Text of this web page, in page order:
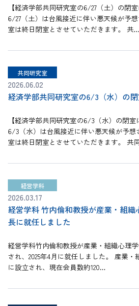
【経済学部共同研究室の6/27（土）の閉
6/27（土）は台風接近に伴い悪天候が予
室は終日閉室とさせていただきます。 共...
共同研究室
2026.06.02
経済学部共同研究室の6/3（水）の
【経済学部共同研究室の6/3（水）の閉室
6/3（水）は台風接近に伴い悪天候が予想
室は終日閉室とさせていただきます。 共
経営学科
2026.03.17
経営学科 竹内倫和教授が産業・組織
長に就任しました
経営学科竹内倫和教授が産業・組織心理
され、2025年4月に就任しました。 産業・
に設立され、現在会員数約120...